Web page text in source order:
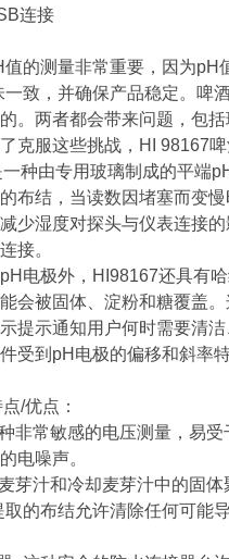
连接
的测量非常重要，因为
致，并确保产品稳定。啤
。两者都会带来问题，包
克服这些挑战，HI 98167
种由专用玻璃制成的平端
布结，当读数因堵塞而变
少湿度对探头与仪表连接
接。
电极外，HI98167还具有
会被固体、淀粉和糖覆盖
提示通知用户何时需要清
受到pH电极的偏移和斜率
/优点：
非常敏感的电压测量，易
电噪声。
芽汁和冷却麦芽汁中的固
的布结允许清除任何可能